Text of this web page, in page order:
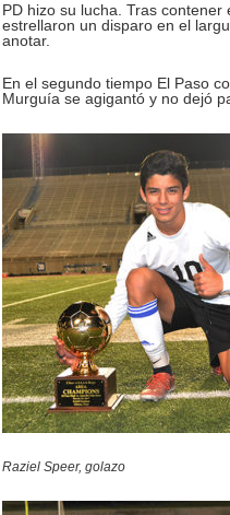
PD hizo su lucha. Tras
estrellaron un disparo en el
anotar.
En el segundo tiempo El Paso
Murguía se agigantó y no dejó
Raziel Speer, golazo